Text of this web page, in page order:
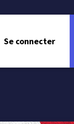
Se connecter